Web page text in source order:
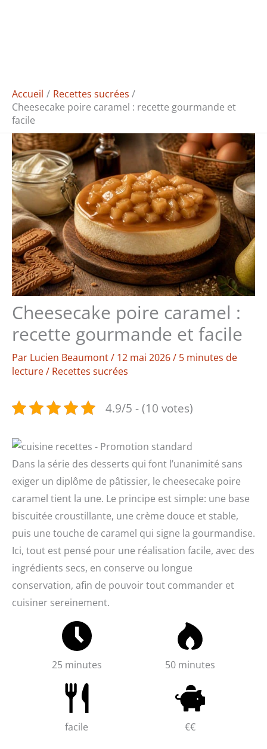
Accueil
Recettes sucrées
Cheesecake poire caramel : recette gourmande et
facile
Cheesecake poire caramel :
recette gourmande et facile
Par Lucien Beaumont/ 12 mai 2026/ 5 minutes de
lecture/ Recettes sucrées
4.9/5 - (10 votes)
Dans la série des desserts qui font l’unanimité sans
exiger un diplôme de pâtissier, le cheesecake poire
caramel tient la une. Le principe est simple: une base
biscuitée croustillante, une crème douce et stable,
puis une touche de caramel qui signe la gourmandise.
Ici, tout est pensé pour une réalisation facile, avec des
ingrédients secs, en conserve ou longue
conservation, afin de pouvoir tout commander et
cuisiner sereinement.
25 minutes 50 minutes
facile €€